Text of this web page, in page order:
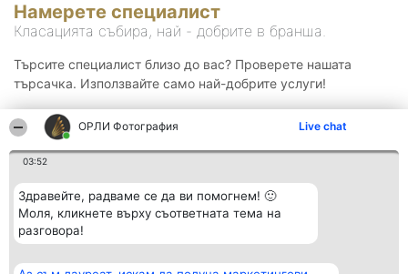
ОРЛИ Фотография Live chat
03:52
Здравейте, радваме се да ви помогнем! 🙂
Моля, кликнете върху съответната тема на
разговора!
Намерете специалист
Класацията събира, най - добрите в бранша.
Търсите специалист близо до вас? Проверете нашата
търсачка. Използвайте само най-добрите услуги!